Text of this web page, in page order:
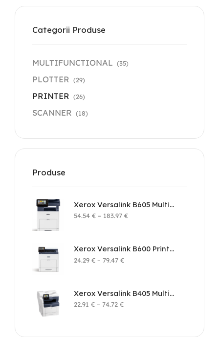
Categorii Produse
MULTIFUNCTIONAL (35)
PLOTTER (29)
PRINTER (26)
SCANNER (18)
Produse
Xerox Versalink B605 Multifunction Printer
54.54 € – 183.97 €
Xerox Versalink B600 Printer
24.29 € – 79.47 €
Xerox Versalink B405 Multifunction Printer
22.91 € – 74.72 €